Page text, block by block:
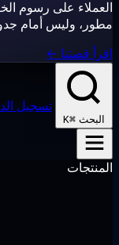
وليس أمام جدول
قصتنا ←
⌘K
تسجيل